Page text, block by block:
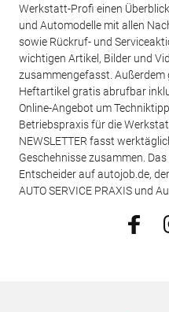
Werkstatt-Profi einen
und Automodelle mit allen
sowie Rückruf- und
wichtigen Artikel, Bilder und
zusammengefasst. Außerdem
Heftartikel gratis abrufbar
Online-Angebot um
Betriebspraxis für die
NEWSLETTER fasst
Geschehnisse zusammen.
Entscheider auf autojob.de,
AUTO SERVICE PRAXIS und